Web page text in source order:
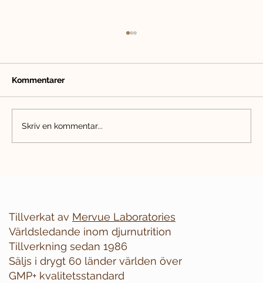
Sommar med hund
Kommentarer
Skriv en kommentar...
Tillverkat av Mervue Laboratories
Världsledande inom djurnutrition
Tillverkning sedan 1986
Säljs i drygt 60 länder världen över
GMP+ kvalitetsstandard